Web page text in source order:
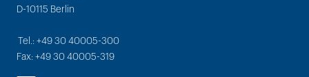
D-10115 Berlin
Tel.: +49 30 40005-300
Fax: +49 30 40005-319